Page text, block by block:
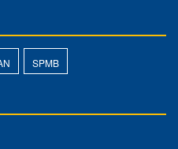
SPMB